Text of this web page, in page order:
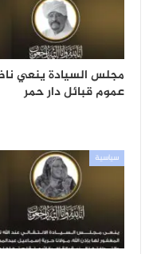
مجلس السيادة ينعي
عموم قبائل دار حمر
سياسية